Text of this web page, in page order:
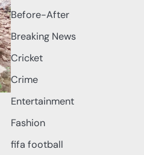
Before-After
Breaking News
Cricket
Crime
Entertainment
Fashion
fifa football